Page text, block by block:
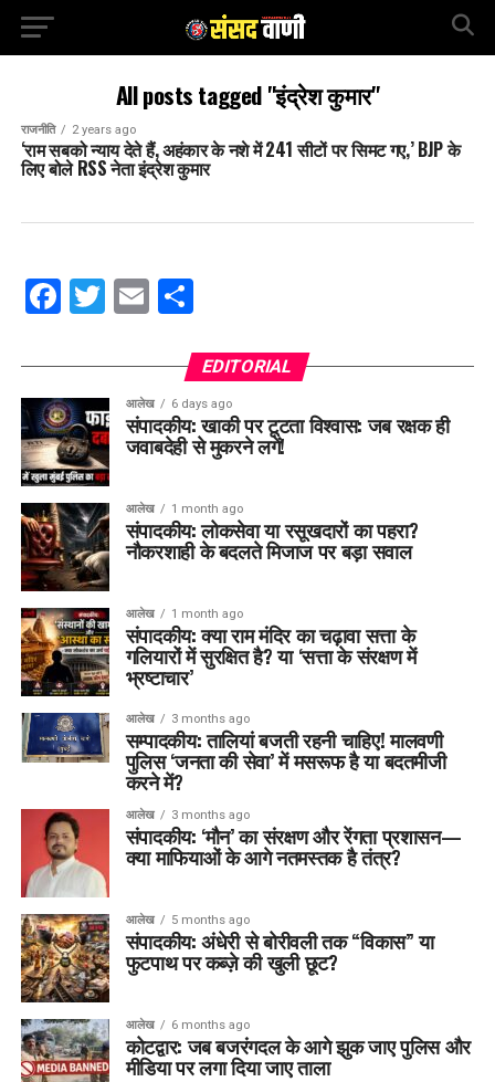
All posts tagged "इंद्रेश कुमार"
राजनीति 2 years ago
‘राम सबको न्याय देते हैं, अहंकार के नशे में 241 सीटों पर सिमट गए,’ BJP के
लिए बोले RSS नेता इंद्रेश कुमार
Facebook
Twitter
EmailShare
EDITORIAL
आलेख 6 days ago
संपादकीय: खाकी पर टूटता विश्वास: जब रक्षक ही
जवाबदेही से मुकरने लगें!
आलेख 1 month ago
संपादकीय: लोकसेवा या रसूखदारों का पहरा?
नौकरशाही के बदलते मिजाज पर बड़ा सवाल
आलेख 1 month ago
संपादकीय: क्या राम मंदिर का चढ़ावा सत्ता के
गलियारों में सुरक्षित है? या ‘सत्ता के संरक्षण में
भ्रष्टाचार’
आलेख 3 months ago
सम्पादकीय: तालियां बजती रहनी चाहिए! मालवणी
पुलिस ‘जनता की सेवा’ में मसरूफ है या बदतमीजी
करने में?
आलेख 3 months ago
संपादकीय: ‘मौन’ का संरक्षण और रेंगता प्रशासन—
क्या माफियाओं के आगे नतमस्तक है तंत्र?
आलेख 5 months ago
संपादकीय: अंधेरी से बोरीवली तक “विकास” या
फुटपाथ पर कब्ज़े की खुली छूट?
आलेख 6 months ago
कोटद्वार: जब बजरंगदल के आगे झुक जाए पुलिस और
मीडिया पर लगा दिया जाए ताला